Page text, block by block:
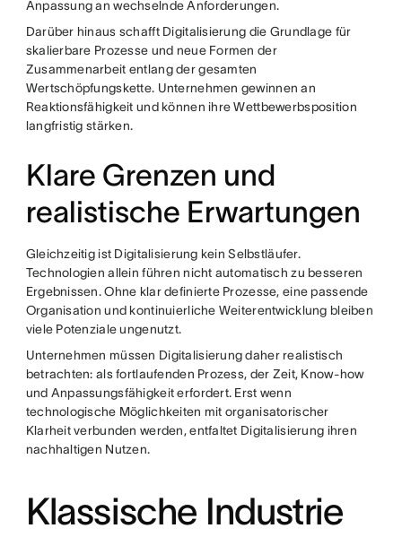
Anpassung an wechselnde Anforderungen.
Darüber hinaus schafft Digitalisierung die Grundlage für
skalierbare Prozesse und neue Formen der
Zusammenarbeit entlang der gesamten
Wertschöpfungskette. Unternehmen gewinnen an
Reaktionsfähigkeit und können ihre Wettbewerbsposition
langfristig stärken.
Klare Grenzen und
realistische Erwartungen
Gleichzeitig ist Digitalisierung kein Selbstläufer.
Technologien allein führen nicht automatisch zu besseren
Ergebnissen. Ohne klar definierte Prozesse, eine passende
Organisation und kontinuierliche Weiterentwicklung bleiben
viele Potenziale ungenutzt.
Unternehmen müssen Digitalisierung daher realistisch
betrachten: als fortlaufenden Prozess, der Zeit, Know-how
und Anpassungsfähigkeit erfordert. Erst wenn
technologische Möglichkeiten mit organisatorischer
Klarheit verbunden werden, entfaltet Digitalisierung ihren
nachhaltigen Nutzen.
Klassische Industrie